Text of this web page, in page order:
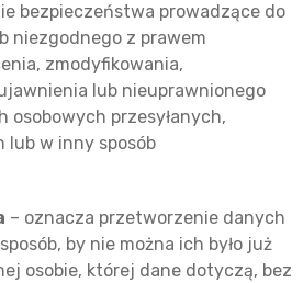
bezpieczeństwa prowadzące do
niezgodnego z prawem
zmodyfikowania,
lub nieuprawnionego
osobowych przesyłanych,
lub w inny sposób
– oznacza przetworzenie danych
by nie można ich było już
osobie, której dane dotyczą, bez